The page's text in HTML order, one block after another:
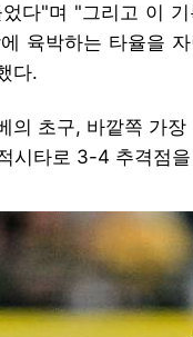
다"며 "그리고 이
육박하는 타율을
다.
의 초구, 바깥쪽 가
시타로 3-4 추격점